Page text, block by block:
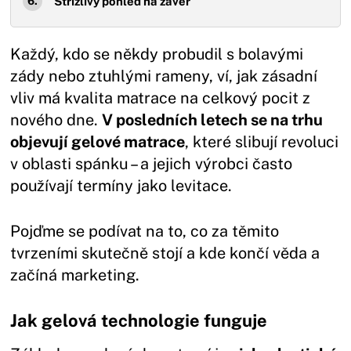
Každý, kdo se někdy probudil s bolavými
zády nebo ztuhlými rameny, ví, jak zásadní
vliv má kvalita matrace na celkový pocit z
nového dne.V posledních letech se na trhu
objevují gelové matrace, které slibují revoluci
v oblasti spánku – a jejich výrobci často
používají termíny jako levitace.
Pojďme se podívat na to, co za těmito
tvrzeními skutečně stojí a kde končí věda a
začíná marketing.
Jak gelová technologie funguje